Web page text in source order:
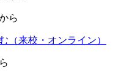
ら
（来校・オンライン）